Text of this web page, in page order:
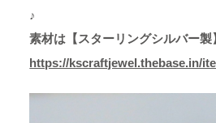
♪
素材は【スターリングシルバー製
https://kscraftjewel.thebase.in/